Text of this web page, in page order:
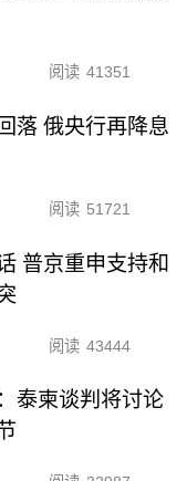
阅读 41351
落 俄央行再降息
阅读 51721
普京重申支持和
阅读 43444
泰柬谈判将讨论